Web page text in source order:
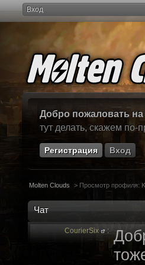
Вход
Добро пожаловать
тут делать, скажем по-
Регистрация Вход
Molten Clouds > Просмотр профиля:
Чат
CourierSix :